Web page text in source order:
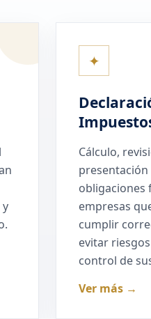
✦
Cálculo,
presentación
obligaciones
empresas
cumplir
evitar
control de
Ver más →